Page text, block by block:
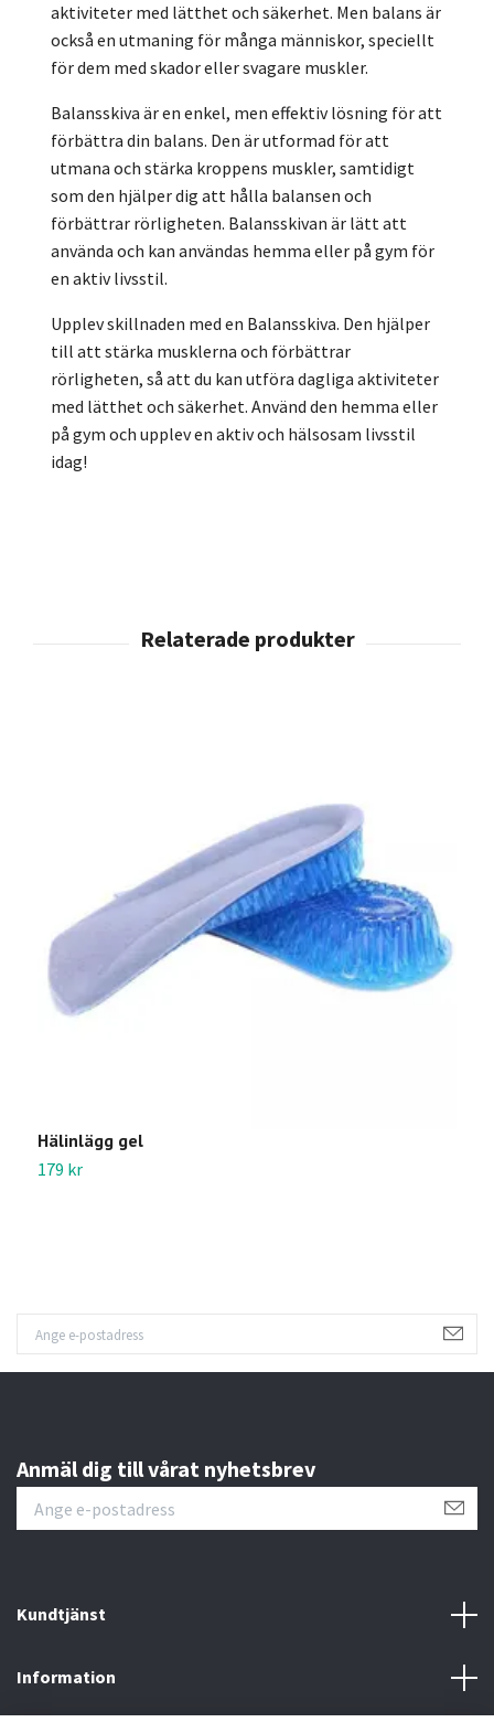
aktiviteter med lätthet och säkerhet. Men balans är
också en utmaning för många människor, speciellt
för dem med skador eller svagare muskler.
Balansskiva är en enkel, men effektiv lösning för att
förbättra din balans. Den är utformad för att
utmana och stärka kroppens muskler, samtidigt
som den hjälper dig att hålla balansen och
förbättrar rörligheten. Balansskivan är lätt att
använda och kan användas hemma eller på gym för
en aktiv livsstil.
Upplev skillnaden med en Balansskiva. Den hjälper
till att stärka musklerna och förbättrar
rörligheten, så att du kan utföra dagliga aktiviteter
med lätthet och säkerhet. Använd den hemma eller
på gym och upplev en aktiv och hälsosam livsstil
idag!
Hälinlägg gel
179 kr
Anmäl dig till vårat nyhetsbrev
Kundtjänst
Information